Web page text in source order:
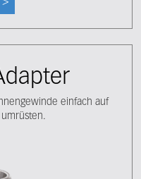
einfach auf